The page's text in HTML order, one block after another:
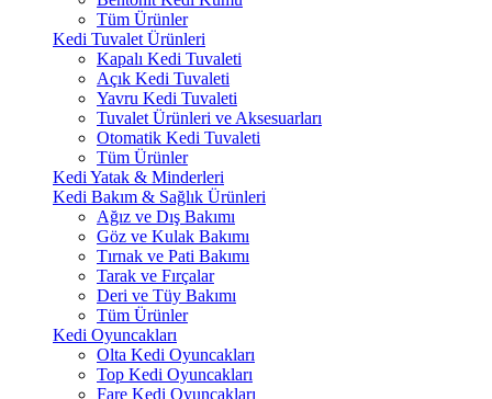
Tüm Ürünler
Kedi Tuvalet Ürünleri
Kapalı Kedi Tuvaleti
Açık Kedi Tuvaleti
Yavru Kedi Tuvaleti
Tuvalet Ürünleri ve Aksesuarları
Otomatik Kedi Tuvaleti
Tüm Ürünler
Kedi Yatak & Minderleri
Kedi Bakım & Sağlık Ürünleri
Ağız ve Dış Bakımı
Göz ve Kulak Bakımı
Tırnak ve Pati Bakımı
Tarak ve Fırçalar
Deri ve Tüy Bakımı
Tüm Ürünler
Kedi Oyuncakları
Olta Kedi Oyuncakları
Top Kedi Oyuncakları
Fare Kedi Oyuncakları